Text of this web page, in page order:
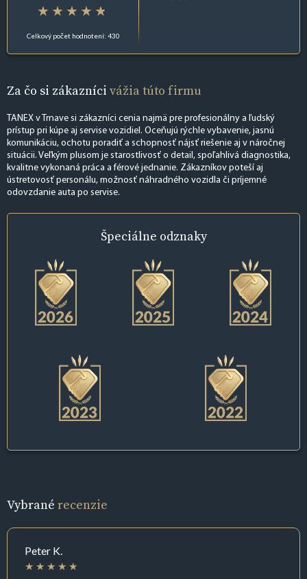
Celkový počet hodnotení: 430
Za čo si zákazníci vážia túto firmu
TANEX v Trnave si zákazníci cenia najmä pre profesionálny a ľudský
prístup pri kúpe aj servise vozidiel. Oceňujú rýchle vybavenie, jasnú
komunikáciu, ochotu poradiť a schopnosť nájsť riešenie aj v náročnej
situácii. Veľkým plusom je starostlivosť o detail, spoľahlivá diagnostika,
kvalitne vykonaná práca a férové jednanie. Zákazníkov poteší aj
ústretovosť personálu, možnosť náhradného vozidla či príjemné
odovzdanie auta po servise.
Špeciálne odznaky
Vybrané recenzie
Peter K.